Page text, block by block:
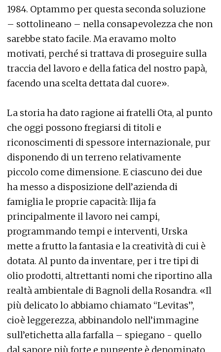
1984. Optammo per questa seconda soluzione
– sottolineano – nella consapevolezza che non
sarebbe stato facile. Ma eravamo molto
motivati, perché si trattava di proseguire sulla
traccia del lavoro e della fatica del nostro papà,
facendo una scelta dettata dal cuore».
La storia ha dato ragione ai fratelli Ota, al punto
che oggi possono fregiarsi di titoli e
riconoscimenti di spessore internazionale, pur
disponendo di un terreno relativamente
piccolo come dimensione. E ciascuno dei due
ha messo a disposizione dell’azienda di
famiglia le proprie capacità: Ilija fa
principalmente il lavoro nei campi,
programmando tempi e interventi, Urska
mette a frutto la fantasia e la creatività di cui è
dotata. Al punto da inventare, per i tre tipi di
olio prodotti, altrettanti nomi che riportino alla
realtà ambientale di Bagnoli della Rosandra. «Il
più delicato lo abbiamo chiamato “Levitas”,
cioè leggerezza, abbinandolo nell’immagine
sull’etichetta alla farfalla – spiegano - quello
dal sapore più forte e pungente è denominato